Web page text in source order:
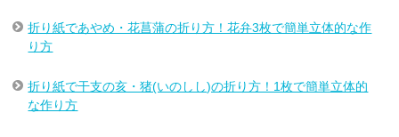
折り紙であやめ・花菖蒲の折り方！花弁3枚で簡単立体的な作
り方
折り紙で干支の亥・猪(いのしし)の折り方！1枚で簡単立体的
な作り方